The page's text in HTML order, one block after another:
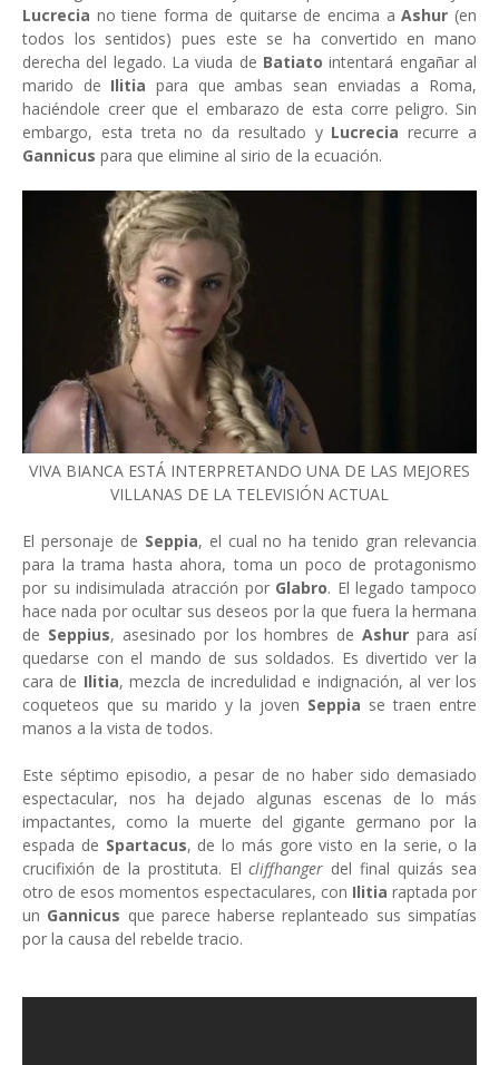
Lucrecia no tiene forma de quitarse de encima aAshur (en
todos los sentidos) pues este se ha convertido en mano
derecha del legado. La viuda de Batiatointentará engañar al
marido de Ilitiapara que ambas sean enviadas a Roma,
haciéndole creer que el embarazo de esta corre peligro. Sin
embargo, esta treta no da resultado y Lucreciarecurre a
Gannicus para que elimine al sirio de la ecuación.
VIVA BIANCA ESTÁ INTERPRETANDO UNA DE LAS MEJORES
VILLANAS DE LA TELEVISIÓN ACTUAL
El personaje de Seppia, el cual no ha tenido gran relevancia
para la trama hasta ahora, toma un poco de protagonismo
por su indisimulada atracción por Glabro. El legado tampoco
hace nada por ocultar sus deseos por la que fuera la hermana
de Seppius, asesinado por los hombres deAshurpara así
quedarse con el mando de sus soldados. Es divertido ver la
cara de Ilitia, mezcla de incredulidad e indignación, al ver los
coqueteos que su marido y la joven Seppia se traen entre
manos a la vista de todos.
Este séptimo episodio, a pesar de no haber sido demasiado
espectacular, nos ha dejado algunas escenas de lo más
impactantes, como la muerte del gigante germano por la
espada de Spartacus, de lo más gore visto en la serie, o la
crucifixión de la prostituta. Elcliffhanger del final quizás sea
otro de esos momentos espectaculares, con Ilitia raptada por
un Gannicus que parece haberse replanteado sus simpatías
por la causa del rebelde tracio.